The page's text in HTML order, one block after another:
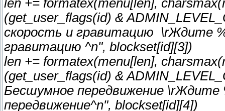
len += formatex(menu[len],
(get_user_flags(id) &
скорость и гравитацию \rЖдите
гравитацию ^n", blockset[id][3])
len += formatex(menu[len],
(get_user_flags(id) &
Бесшумное передвижение \rЖдите
передвижение^n", blockset[id][4])